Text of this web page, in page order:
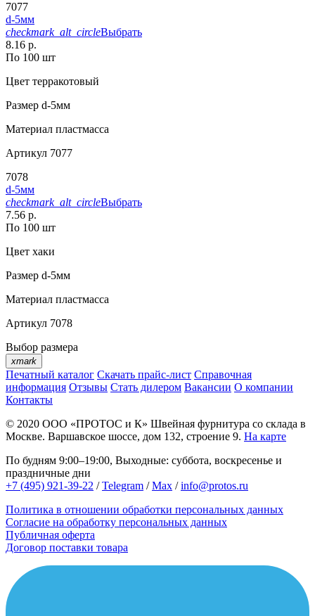
7077
d-5мм
checkmark_alt_circleВыбрать
8.16 р.
По 100 шт
Цвет терракотовый
Размер d-5мм
Материал пластмасса
Артикул 7077
7078
d-5мм
checkmark_alt_circleВыбрать
7.56 р.
По 100 шт
Цвет хаки
Размер d-5мм
Материал пластмасса
Артикул 7078
Выбор размера
xmark
Печатный каталог Скачать прайс-лист Справочная
информация Отзывы Стать дилером Вакансии О компании
Контакты
© 2020 ООО «ПРОТОС и К» Швейная фурнитура со склада в
Москве. Варшавское шоссе, дом 132, строение 9. На карте
По будням 9:00–19:00, Выходные: суббота, воскресенье и
праздничные дни
+7 (495) 921-39-22 /Telegram /Max /info@protos.ru
Политика в отношении обработки персональных данных
Согласие на обработку персональных данных
Публичная оферта
Договор поставки товара